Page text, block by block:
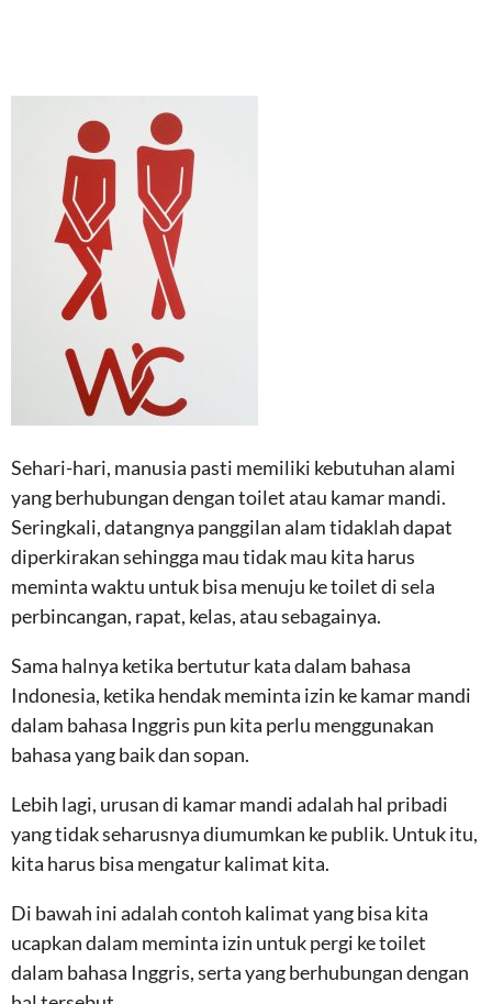
Sehari-hari, manusia pasti memiliki kebutuhan alami
yang berhubungan dengan toilet atau kamar mandi.
Seringkali, datangnya panggilan alam tidaklah dapat
diperkirakan sehingga mau tidak mau kita harus
meminta waktu untuk bisa menuju ke toilet di sela
perbincangan, rapat, kelas, atau sebagainya.
Sama halnya ketika bertutur kata dalam bahasa
Indonesia, ketika hendak meminta izin ke kamar mandi
dalam bahasa Inggris pun kita perlu menggunakan
bahasa yang baik dan sopan.
Lebih lagi, urusan di kamar mandi adalah hal pribadi
yang tidak seharusnya diumumkan ke publik. Untuk itu,
kita harus bisa mengatur kalimat kita.
Di bawah ini adalah contoh kalimat yang bisa kita
ucapkan dalam meminta izin untuk pergi ke toilet
dalam bahasa Inggris, serta yang berhubungan dengan